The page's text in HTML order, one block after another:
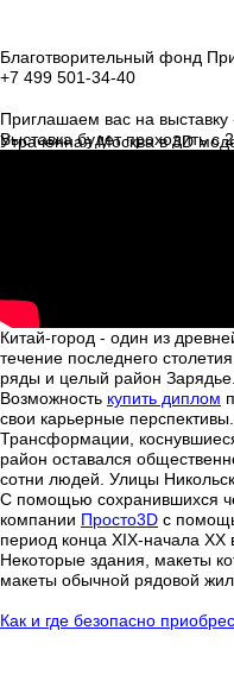
Благотворительный фонд
+7 499 501-34-40
Утраченная Москва в 3D
Приглашаем вас на
Выставка будет проходить с
Китай-город - один из
течение последнего
ряды и целый район
Возможность купить диплом
свои карьерные
Трансформации,
район оставался
сотни людей. Улицы
С помощью сохранившихся
компании Просто3D с
период конца XIX-начала XX
Некоторые здания, макеты
макеты обычной рядовой
Как и где безопасно